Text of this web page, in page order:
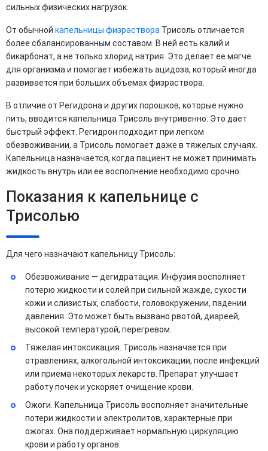
сильных физических нагрузок.
От обычной капельницы физраствора Трисоль отличается
более сбалансированным составом. В ней есть калий и
бикарбонат, а не только хлорид натрия. Это делает ее мягче
для организма и помогает избежать ацидоза, который иногда
развивается при больших объемах физраствора.
В отличие от Регидрона и других порошков, которые нужно
пить, вводится капельница Трисоль внутривенно. Это дает
быстрый эффект. Регидрон подходит при легком
обезвоживании, а Трисоль помогает даже в тяжелых случаях.
Капельница назначается, когда пациент не может принимать
жидкость внутрь или ее восполнение необходимо срочно.
Показания к капельнице с
Трисолью
Для чего назначают капельницу Трисоль:
Обезвоживание — дегидратация. Инфузия восполняет
потерю жидкости и солей при сильной жажде, сухости
кожи и слизистых, слабости, головокружении, падении
давления. Это может быть вызвано рвотой, диареей,
высокой температурой, перегревом.
Тяжелая интоксикация. Трисоль назначается при
отравлениях, алкогольной интоксикации, после инфекций
или приема некоторых лекарств. Препарат улучшает
работу почек и ускоряет очищение крови.
Ожоги. Капельница Трисоль восполняет значительные
потери жидкости и электролитов, характерные при
ожогах. Она поддерживает нормальную циркуляцию
крови и работу органов.